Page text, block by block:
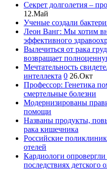
Секрет долголетия –
12.Май
Ученые создали
Леон Ванг: Мы хотим
эффективного
Вылечиться от рака
возвращает
Мечтательность
интеллекта 0 26.Окт
Профессор: Генетика
смертельные болезни
Модернизированы
помощи
Названы продукты,
рака кишечника
Российские
отелей
Кардиологи
последствиях детского